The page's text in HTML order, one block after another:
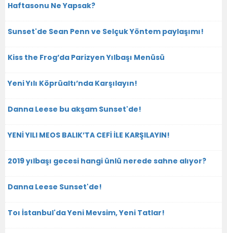
Haftasonu Ne Yapsak?
Sunset'de Sean Penn ve Selçuk Yöntem paylaşımı!
Kiss the Frog’da Parizyen Yılbaşı Menüsü
Yeni Yılı Köprüaltı’nda Karşılayın!
Danna Leese bu akşam Sunset'de!
YENİ YILI MEOS BALIK’TA CEFİ İLE KARŞILAYIN!
2019 yılbaşı gecesi hangi ünlü nerede sahne alıyor?
Danna Leese Sunset'de!
Toı İstanbul'da Yeni Mevsim, Yeni Tatlar!